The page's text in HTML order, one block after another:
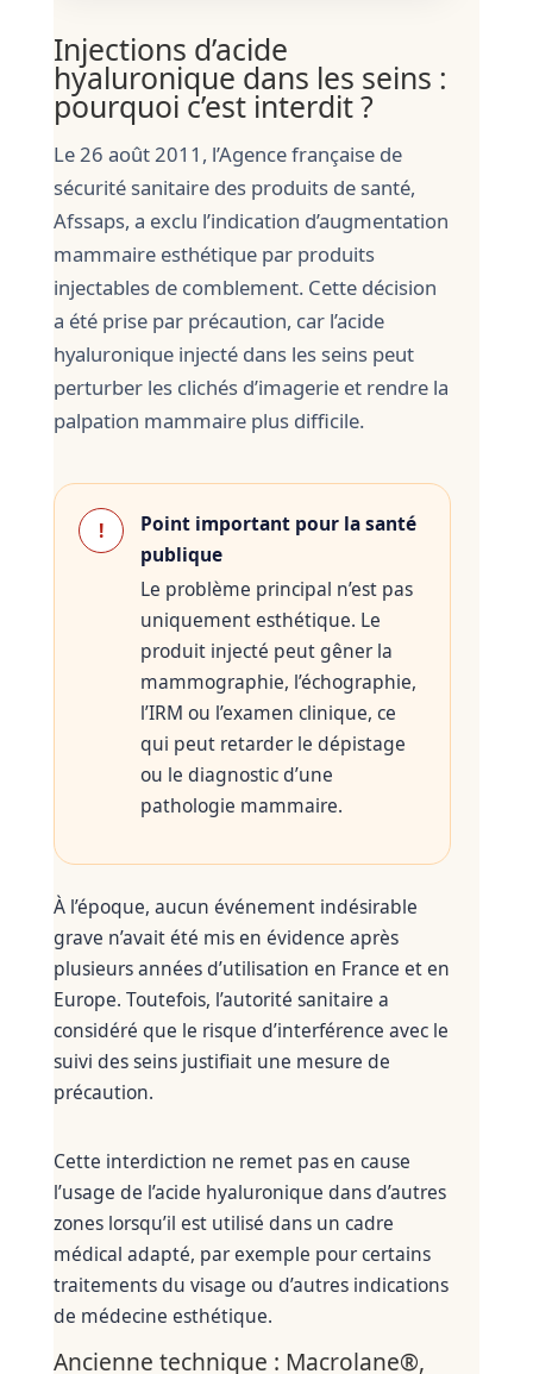
Injections d’acide
hyaluronique dans les seins :
pourquoi c’est interdit ?
Le 26 août 2011, l’Agence française de
sécurité sanitaire des produits de santé,
Afssaps, a exclu l’indication d’augmentation
mammaire esthétique par produits
injectables de comblement. Cette décision
a été prise par précaution, car l’acide
hyaluronique injecté dans les seins peut
perturber les clichés d’imagerie et rendre la
palpation mammaire plus difficile.
!
Point important pour la santé
publique
Le problème principal n’est pas
uniquement esthétique. Le
produit injecté peut gêner la
mammographie, l’échographie,
l’IRM ou l’examen clinique, ce
qui peut retarder le dépistage
ou le diagnostic d’une
pathologie mammaire.
À l’époque, aucun événement indésirable
grave n’avait été mis en évidence après
plusieurs années d’utilisation en France et en
Europe. Toutefois, l’autorité sanitaire a
considéré que le risque d’interférence avec le
suivi des seins justifiait une mesure de
précaution.
Cette interdiction ne remet pas en cause
l’usage de l’acide hyaluronique dans d’autres
zones lorsqu’il est utilisé dans un cadre
médical adapté, par exemple pour certains
traitements du visage ou d’autres indications
de médecine esthétique.
Ancienne technique : Macrolane®,